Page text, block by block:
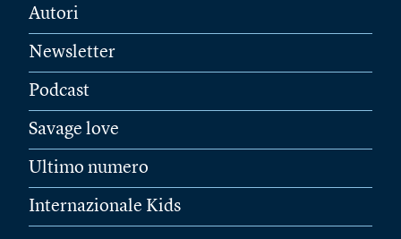
Autori
Newsletter
Podcast
Savage love
Ultimo numero
Internazionale Kids